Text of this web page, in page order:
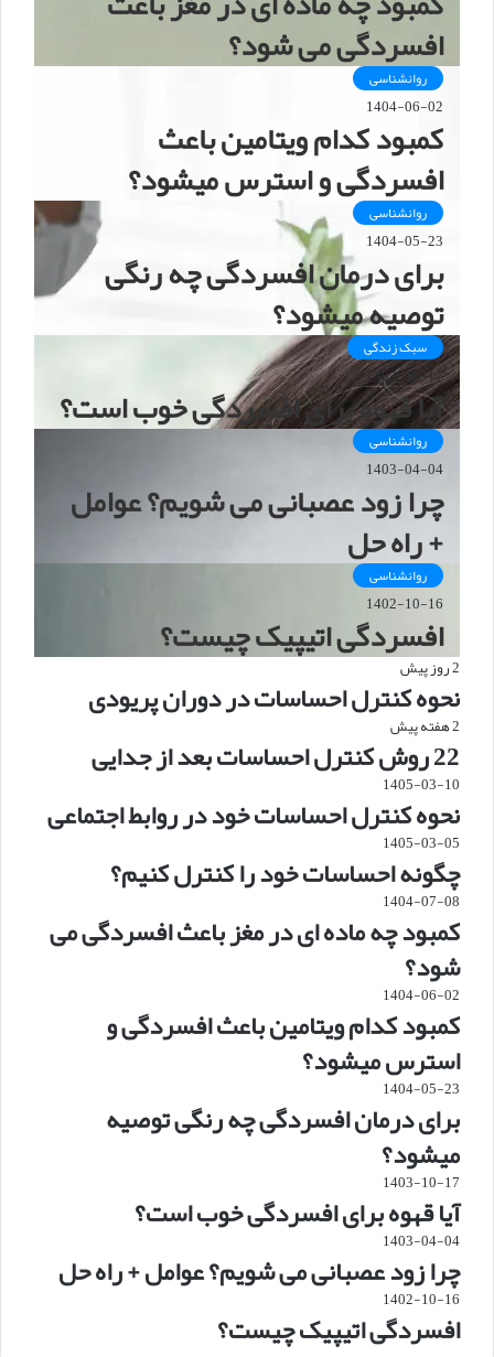
افسردگی می شود؟
روانشناسی
1404-06-02
کمبود کدام ویتامین باعث
افسردگی و استرس میشود؟
روانشناسی
1404-05-23
برای درمان افسردگی چه رنگی
توصیه میشود؟
سبک زندگی
1403-10-17
آیا قهوه برای افسردگی خوب است؟
روانشناسی
1403-04-04
چرا زود عصبانی می شویم؟ عوامل
+ راه حل
روانشناسی
1402-10-16
افسردگی اتیپیک چیست؟
2 روز پیش
نحوه کنترل احساسات در دوران پریودی
2 هفته پیش
22 روش کنترل احساسات بعد از جدایی
1405-03-10
نحوه کنترل احساسات خود در روابط اجتماعی
1405-03-05
چگونه احساسات خود را کنترل کنیم؟
1404-07-08
کمبود چه ماده ای در مغز باعث افسردگی می
شود؟
1404-06-02
کمبود کدام ویتامین باعث افسردگی و
استرس میشود؟
1404-05-23
برای درمان افسردگی چه رنگی توصیه
میشود؟
1403-10-17
آیا قهوه برای افسردگی خوب است؟
1403-04-04
چرا زود عصبانی می شویم؟ عوامل + راه حل
1402-10-16
افسردگی اتیپیک چیست؟